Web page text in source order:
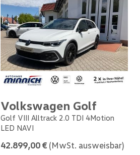
Volkswagen Golf
Golf VIII Alltrack 2.0 TDI 4Motion
LED NAVI
42.899,00 € (MwSt. ausweisbar)